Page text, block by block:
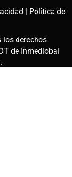
| Política de
los derechos
de Inmediobai
.